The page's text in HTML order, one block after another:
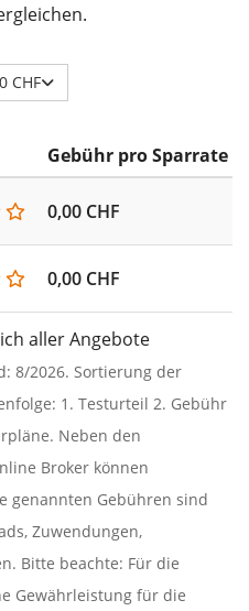
CHF
Gebühr pro Sparrate
0,00 CHF
0,00 CHF
aller Angebote
8/2026. Sortierung der
1. Testurteil 2. Gebühr
Neben den
Broker können
genannten Gebühren sind
Zuwendungen,
Bitte beachte: Für die
Gewährleistung für die